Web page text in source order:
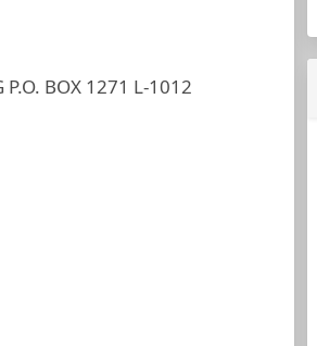
P.O. BOX 1271 L-1012